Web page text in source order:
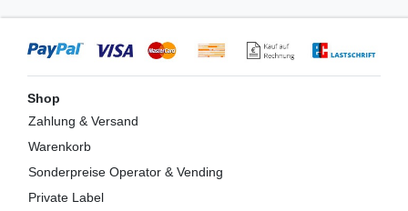
Shop
Zahlung & Versand
Warenkorb
Sonderpreise Operator & Vending
Private Label